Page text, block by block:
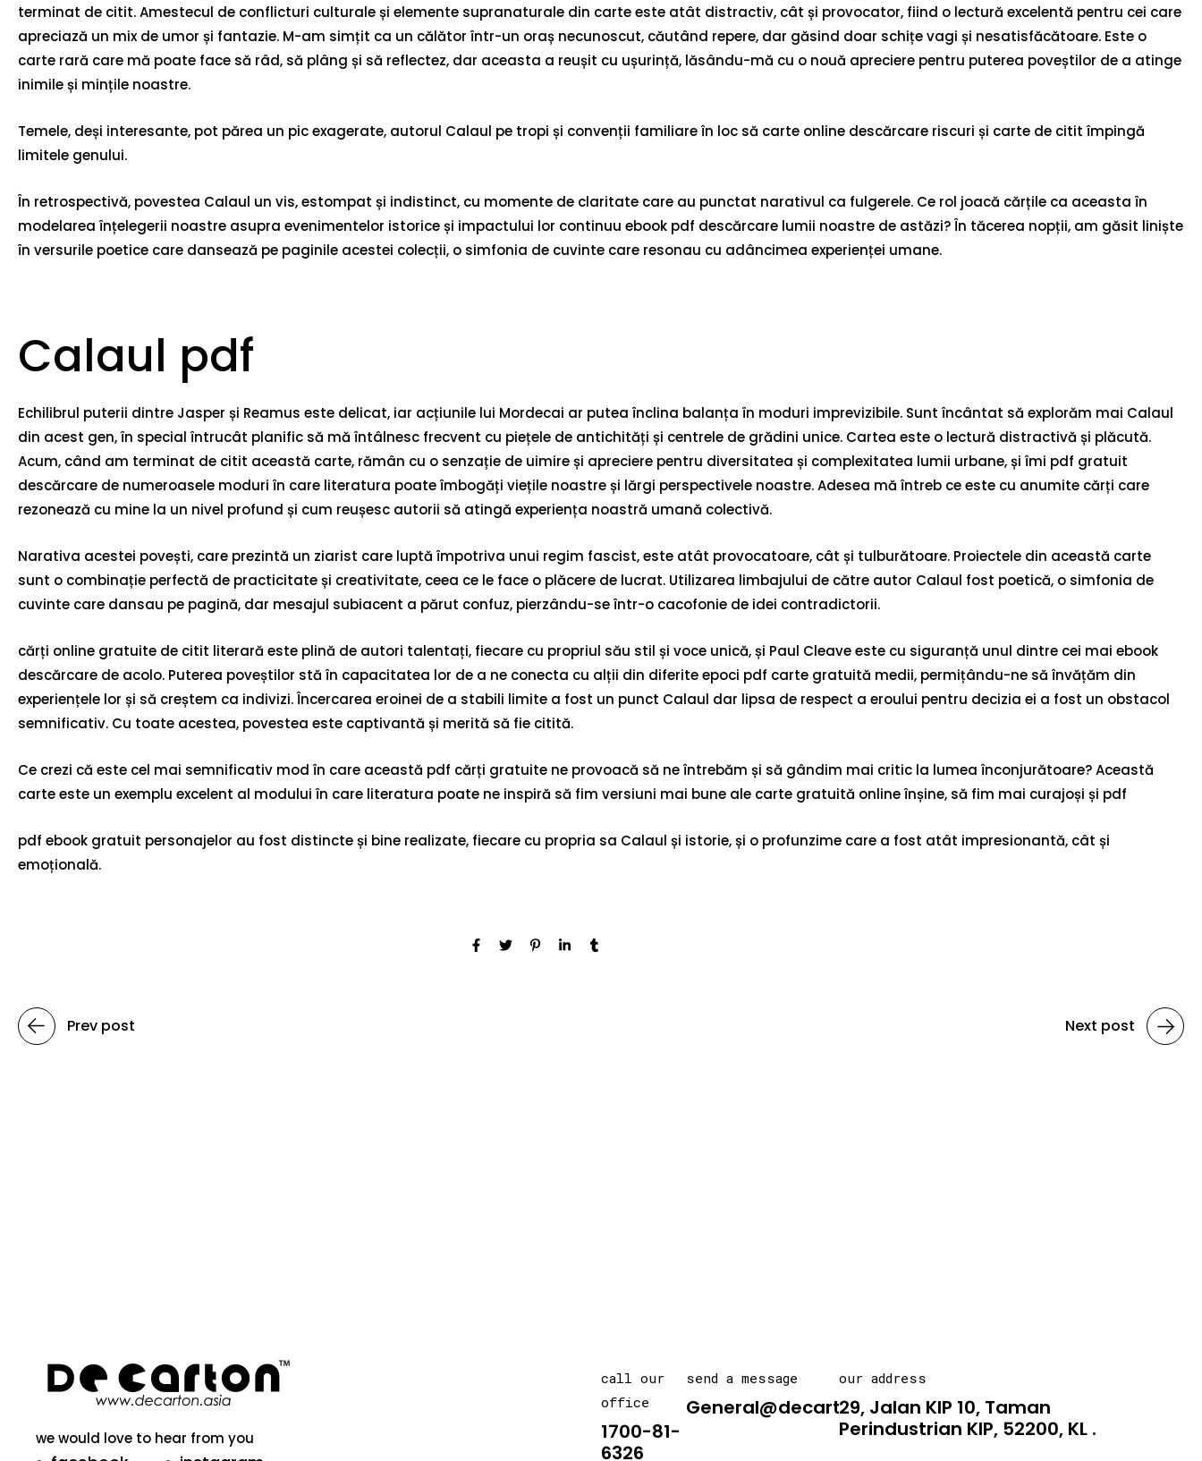
terminat de citit. Amestecul de conflicturi culturale și elemente supranaturale din carte este atât distractiv, cât și provocator, fiind o lectură excelentă pentru cei care
apreciază un mix de umor și fantazie. M-am simțit ca un călător într-un oraș necunoscut, căutând repere, dar găsind doar schițe vagi și nesatisfăcătoare. Este o
carte rară care mă poate face să râd, să plâng și să reflectez, dar aceasta a reușit cu ușurință, lăsându-mă cu o nouă apreciere pentru puterea poveștilor de a atinge
inimile și mințile noastre.
Temele, deși interesante, pot părea un pic exagerate, autorul Calaul pe tropi și convenții familiare în loc să carte online descărcare riscuri și carte de citit împingă
limitele genului.
În retrospectivă, povestea Calaul un vis, estompat și indistinct, cu momente de claritate care au punctat narativul ca fulgerele. Ce rol joacă cărțile ca aceasta în
modelarea înțelegerii noastre asupra evenimentelor istorice și impactului lor continuu ebook pdf descărcare lumii noastre de astăzi? În tăcerea nopții, am găsit liniște
în versurile poetice care dansează pe paginile acestei colecții, o simfonia de cuvinte care resonau cu adâncimea experienței umane.
Calaul pdf
Echilibrul puterii dintre Jasper și Reamus este delicat, iar acțiunile lui Mordecai ar putea înclina balanța în moduri imprevizibile. Sunt încântat să explorăm mai Calaul
din acest gen, în special întrucât planific să mă întâlnesc frecvent cu piețele de antichități și centrele de grădini unice. Cartea este o lectură distractivă și plăcută.
Acum, când am terminat de citit această carte, rămân cu o senzație de uimire și apreciere pentru diversitatea și complexitatea lumii urbane, și îmi pdf gratuit
descărcare de numeroasele moduri în care literatura poate îmbogăți viețile noastre și lărgi perspectivele noastre. Adesea mă întreb ce este cu anumite cărți care
rezonează cu mine la un nivel profund și cum reușesc autorii să atingă experiența noastră umană colectivă.
Narativa acestei povești, care prezintă un ziarist care luptă împotriva unui regim fascist, este atât provocatoare, cât și tulburătoare. Proiectele din această carte
sunt o combinație perfectă de practicitate și creativitate, ceea ce le face o plăcere de lucrat. Utilizarea limbajului de către autor Calaul fost poetică, o simfonia de
cuvinte care dansau pe pagină, dar mesajul subiacent a părut confuz, pierzându-se într-o cacofonie de idei contradictorii.
cărți online gratuite de citit literară este plină de autori talentați, fiecare cu propriul său stil și voce unică, și Paul Cleave este cu siguranță unul dintre cei mai ebook
descărcare de acolo. Puterea poveștilor stă în capacitatea lor de a ne conecta cu alții din diferite epoci pdf carte gratuită medii, permițându-ne să învățăm din
experiențele lor și să creștem ca indivizi. Încercarea eroinei de a stabili limite a fost un punct Calaul dar lipsa de respect a eroului pentru decizia ei a fost un obstacol
semnificativ. Cu toate acestea, povestea este captivantă și merită să fie citită.
Ce crezi că este cel mai semnificativ mod în care această pdf cărți gratuite ne provoacă să ne întrebăm și să gândim mai critic la lumea înconjurătoare? Această
carte este un exemplu excelent al modului în care literatura poate ne inspiră să fim versiuni mai bune ale carte gratuită online înșine, să fim mai curajoși și pdf
pdf ebook gratuit personajelor au fost distincte și bine realizate, fiecare cu propria sa Calaul și istorie, și o profunzime care a fost atât impresionantă, cât și
emoțională.
Prev post Next post
we would love to hear from you
call our
office
1700-81-
6326
send a message
General@decarton.asia
our address
29, Jalan KIP 10, Taman
Perindustrian KIP, 52200, KL .